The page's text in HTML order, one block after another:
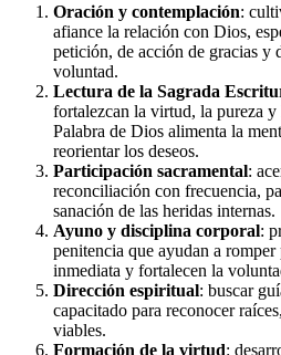
Oración y contemplación:
afiance la relación con Dios,
petición, de acción de gracias y
voluntad.
Lectura de la Sagrada
fortalezcan la virtud, la pureza
Palabra de Dios alimenta la
reorientar los deseos.
Participación sacramental:
reconciliación con frecuencia,
sanación de las heridas internas.
Ayuno y disciplina corporal:
penitencia que ayudan a
inmediata y fortalecen la
Dirección espiritual: buscar
capacitado para reconocer
viables.
Formación de la virtud: